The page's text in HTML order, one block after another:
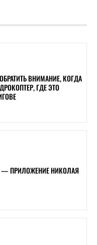
ВНИМАНИЕ, КОГДА
ГДЕ ЭТО
— ПРИЛОЖЕНИЕ НИКОЛАЯ